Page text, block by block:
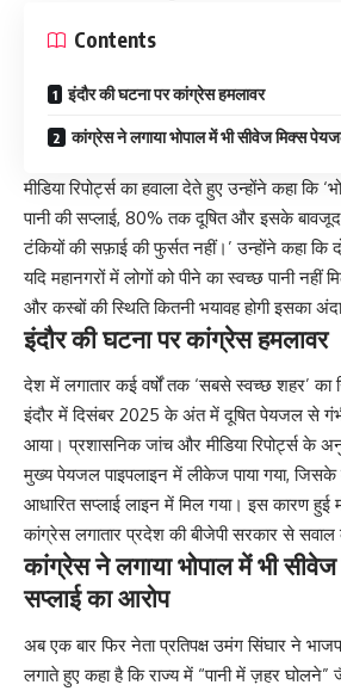
Contents
इंदौर की घटना पर कांग्रेस हमलावर
कांग्रेस ने लगाया भोपाल में भी सीवेज मिक्स
मीडिया रिपोर्ट्स का हवाला देते हुए उन्होंने कहा कि
पानी की सप्लाई, 80% तक दूषित और इसके बावजूद
टंकियों की सफ़ाई की फुर्सत नहीं।’ उन्होंने कहा
यदि महानगरों में लोगों को पीने का स्वच्छ पानी नहीं
और कस्बों की स्थिति कितनी भयावह होगी इसका
इंदौर की घटना पर कांग्रेस हमलावर
देश में लगातार कई वर्षों तक ‘सबसे स्वच्छ शहर’ का
इंदौर में दिसंबर 2025 के अंत में दूषित पेयजल से
आया। प्रशासनिक जांच और मीडिया रिपोर्ट्स के
मुख्य पेयजल पाइपलाइन में लीकेज पाया गया, जिसके
आधारित सप्लाई लाइन में मिल गया। इस कारण हुई
कांग्रेस लगातार प्रदेश की बीजेपी सरकार से सवाल
कांग्रेस ने लगाया भोपाल में भी
सप्लाई का आरोप
अब एक बार फिर नेता प्रतिपक्ष उमंग सिंघार ने
लगाते हुए कहा है कि राज्य में “पानी में ज़हर घोलने”